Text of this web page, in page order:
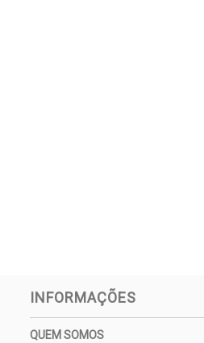
INFORMAÇÕES
QUEM SOMOS